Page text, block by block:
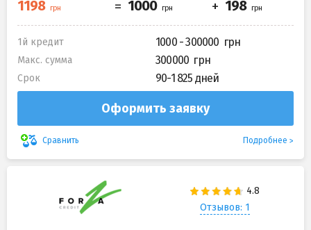
1й кредит 1000 - 300000
Макс. сумма 300000
Срок 90-1 825 дней
Оформить заявку
Сравнить Подробнее
Отзывов: 1